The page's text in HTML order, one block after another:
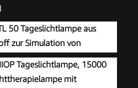
50 Tageslichtlampe aus
zur Simulation von
zertifiziertes
mehr Wohlbefinden
Tageslichtlampe, 15000
mit